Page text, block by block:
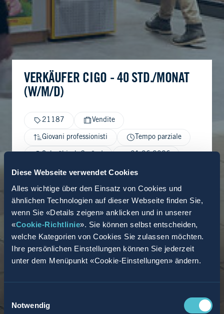
Diese Webseite verwendet Cookies
Alles wichtige über den Einsatz von Cookies und
ähnlichen Technologien auf dieser Webseite finden Sie,
wenn Sie «Details zeigen» anklicken und in unserer
«Cookie-Richtlinie». Sie können selbst entscheiden,
welche Kategorien von Cookies Sie zulassen möchten.
Ihre persönlichen Einstellungen können Sie jederzeit
unter dem Menüpunkt «Cookie-Einstellungen» ändern.
Notwendig
VERKÄUFER CIGO - 40 STD./MONAT
(W/M/D)
21187 Vendite
Giovani professionisti Tempo parziale